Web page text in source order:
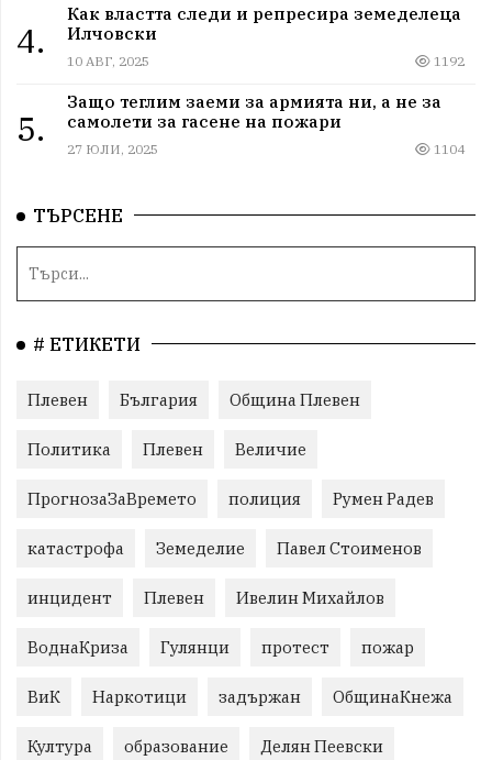
4.
Как властта следи и репресира земеделеца
Илчовски
10 АВГ, 2025 1192
5.
Защо теглим заеми за армията ни, а не за
самолети за гасене на пожари
27 ЮЛИ, 2025 1104
ТЪРСЕНЕ
# ЕТИКЕТИ
Плевен България Община Плевен
Политика Плевен Величие
ПрогнозаЗаВремето полиция Румен Радев
катастрофа Земеделие Павел Стоименов
инцидент Плевен Ивелин Михайлов
ВоднаКриза Гулянци протест пожар
ВиК Наркотици задържан ОбщинаКнежа
Култура образование Делян Пеевски